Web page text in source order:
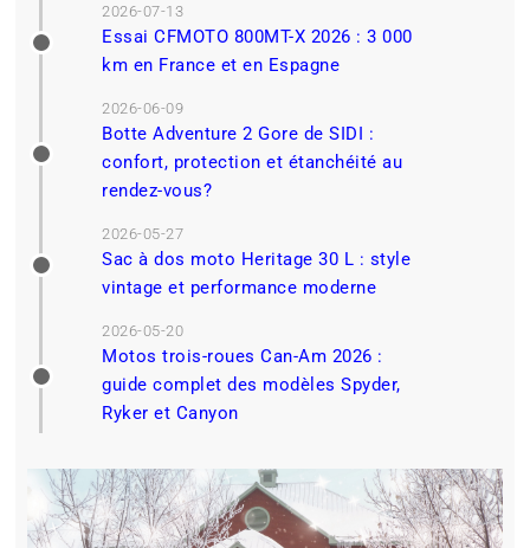
2026-07-13
Essai CFMOTO 800MT-X 2026 : 3 000
km en France et en Espagne
2026-06-09
Botte Adventure 2 Gore de SIDI :
confort, protection et étanchéité au
rendez-vous?
2026-05-27
Sac à dos moto Heritage 30 L : style
vintage et performance moderne
2026-05-20
Motos trois-roues Can-Am 2026 :
guide complet des modèles Spyder,
Ryker et Canyon